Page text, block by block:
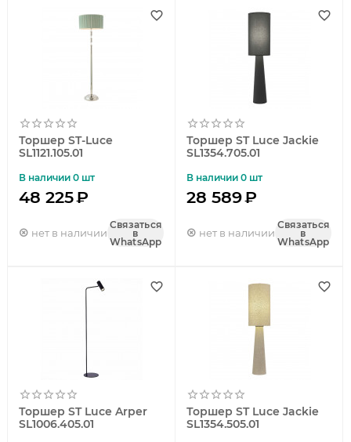
Торшер ST-Luce
SL1121.105.01
В наличии 0 шт
48 225₽
нет в наличии
Связаться
в
WhatsApp
Торшер ST Luce Jackie
SL1354.705.01
В наличии 0 шт
28 589₽
нет в наличии
Связаться
в
WhatsApp
Торшер ST Luce Arper
SL1006.405.01
Торшер ST Luce Jackie
SL1354.505.01